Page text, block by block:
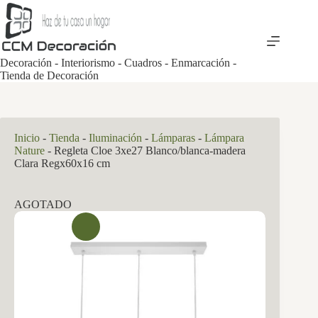
Saltar
al
contenido
Decoración - Interiorismo - Cuadros - Enmarcación -
Tienda de Decoración
Inicio - Tienda - Iluminación - Lámparas - Lámpara
Nature - Regleta Cloe 3xe27 Blanco/blanca-madera
Clara Regx60x16 cm
AGOTADO